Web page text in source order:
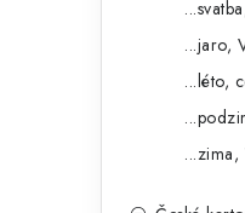
...jaro,
...léto,